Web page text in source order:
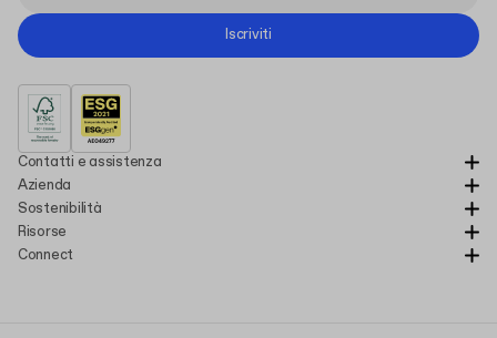
Contatti e assistenza
Azienda
Sostenibilità
Risorse
Connect
Iscriviti